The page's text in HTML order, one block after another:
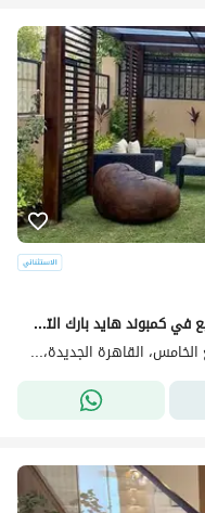
بسعر خاص لسرعة البيع فيلا بموقع مميز للبيع في كمبوند هايد بارك التجمع - القاهرة الجديدة
كومباوند هايد بارك القاهرة الجديدة، التجمع الخامس، القاهرة الجديدة، القاهرة